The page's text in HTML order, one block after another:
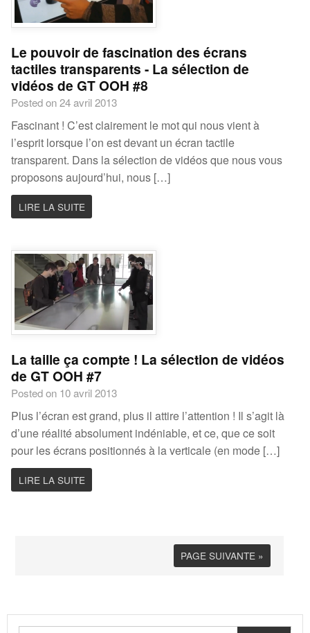
Le pouvoir de fascination des écrans
tactiles transparents - La sélection de
vidéos de GT OOH #8
Posted on 24 avril 2013
Fascinant ! C’est clairement le mot qui nous vient à
l’esprit lorsque l’on est devant un écran tactile
transparent. Dans la sélection de vidéos que nous vous
proposons aujourd’hui, nous […]
LIRE LA SUITE
La taille ça compte ! La sélection de vidéos
de GT OOH #7
Posted on 10 avril 2013
Plus l’écran est grand, plus il attire l’attention ! Il s’agit là
d’une réalité absolument indéniable, et ce, que ce soit
pour les écrans positionnés à la verticale (en mode […]
LIRE LA SUITE
PAGE SUIVANTE »